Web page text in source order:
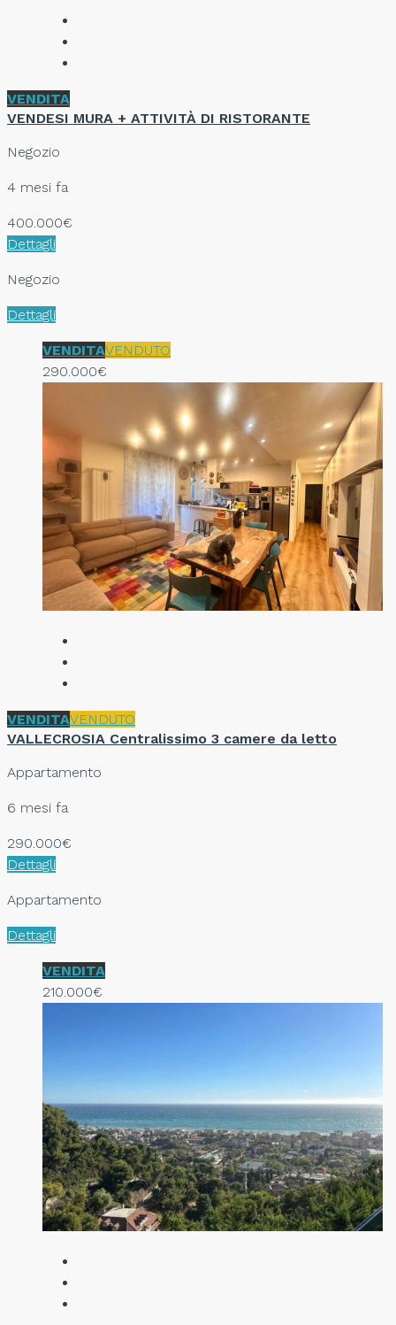
VENDITA
VENDESI MURA + ATTIVITÀ DI RISTORANTE
Negozio
4 mesi fa
400.000€
Dettagli
Negozio
Dettagli
VENDITAVENDUTO
290.000€
VENDITAVENDUTO
VALLECROSIA Centralissimo 3 camere da letto
Appartamento
6 mesi fa
290.000€
Dettagli
Appartamento
Dettagli
VENDITA
210.000€